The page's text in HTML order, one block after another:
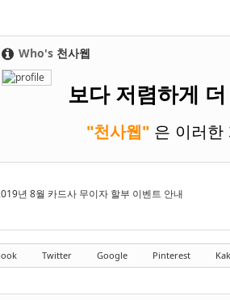
Who's 천사웹
보다 저렴하게
"천사웹" 은 이러한
"여러 해에 걸쳐
년 8월 카드사 무이자 할부 이벤트 안내
Twitter Google Pinterest